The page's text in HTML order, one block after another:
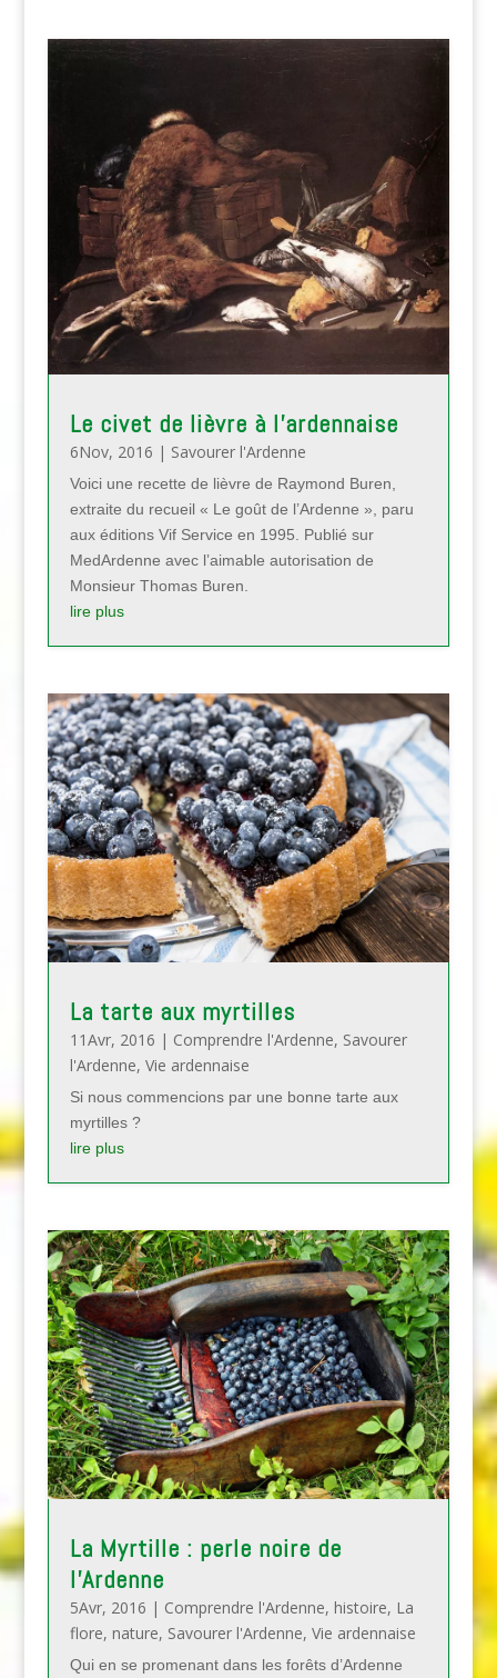
Le civet de lièvre à l’ardennaise
6Nov, 2016 | Savourer l'Ardenne
Voici une recette de lièvre de Raymond Buren,
extraite du recueil « Le goût de l’Ardenne », paru
aux éditions Vif Service en 1995. Publié sur
MedArdenne avec l’aimable autorisation de
Monsieur Thomas Buren.
lire plus
La tarte aux myrtilles
11Avr, 2016 | Comprendre l'Ardenne, Savourer
l'Ardenne, Vie ardennaise
Si nous commencions par une bonne tarte aux
myrtilles ?
lire plus
La Myrtille : perle noire de
l’Ardenne
5Avr, 2016 | Comprendre l'Ardenne, histoire, La
flore, nature, Savourer l'Ardenne, Vie ardennaise
Qui en se promenant dans les forêts d’Ardenne